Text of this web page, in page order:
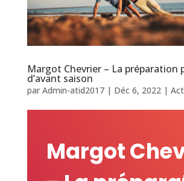
Margot Chevrier – La préparation
d’avant saison
par Admin-atid2017| Déc 6, 2022|
Margot